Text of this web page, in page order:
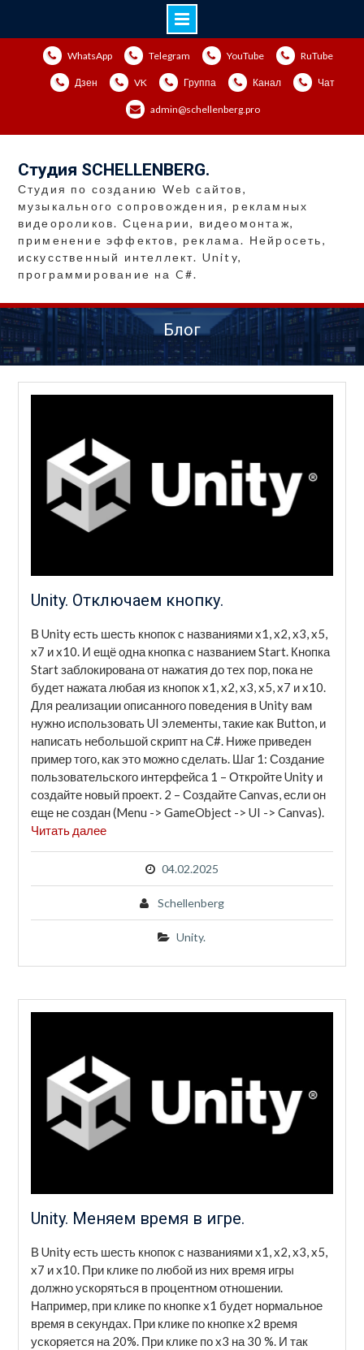
содержимому
WhatsApp Telegram YouTube RuTube
Дзен VK Группа Канал Чат
admin@schellenberg.pro
Студия SCHELLENBERG.
Студия по созданию Web сайтов,
музыкального сопровождения, рекламных
видеороликов. Сценарии, видеомонтаж,
применение эффектов, реклама. Нейросеть,
искусственный интеллект. Unity,
программирование на C#.
Блог
Unity. Отключаем кнопку.
В Unity есть шесть кнопок с названиями x1, x2, x3, x5,
x7 и x10. И ещё одна кнопка с названием Start. Кнопка
Start заблокирована от нажатия до тех пор, пока не
будет нажата любая из кнопок x1, x2, x3, x5, x7 и x10.
Для реализации описанного поведения в Unity вам
нужно использовать UI элементы, такие как Button, и
написать небольшой скрипт на C#. Ниже приведен
пример того, как это можно сделать. Шаг 1: Создание
пользовательского интерфейса 1 – Откройте Unity и
создайте новый проект. 2 – Создайте Canvas, если он
еще не создан (Menu -> GameObject -> UI -> Canvas).
Читать далее
04.02.2025
Schellenberg
Unity.
Unity. Меняем время в игре.
В Unity есть шесть кнопок с названиями x1, x2, x3, x5,
x7 и x10. При клике по любой из них время игры
должно ускоряться в процентном отношении.
Например, при клике по кнопке x1 будет нормальное
время в секундах. При клике по кнопке x2 время
ускоряется на 20%. При клике по x3 на 30 %. И так